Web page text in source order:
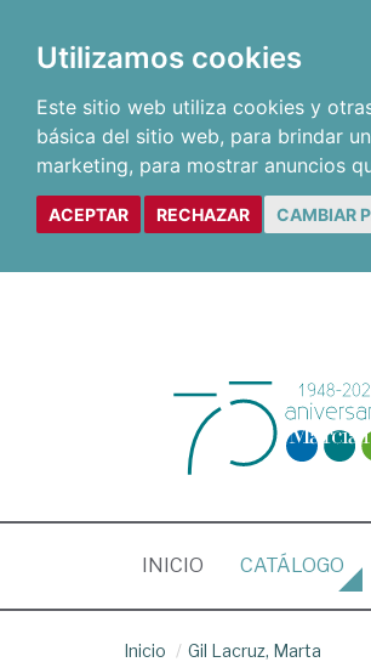
Utilizamos cookies
Este sitio web utiliza cookies y
básica del sitio web, para brindar
marketing, para mostrar anuncios
ACEPTAR RECHAZAR CAMBIAR
INICIO (CURRENT)
CATÁLOGO
Inicio Gil Lacruz, Marta